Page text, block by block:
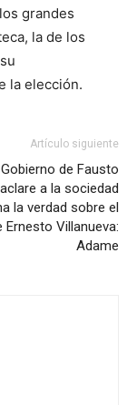
grandes
la de los
la elección.
Artículo siguiente
de Fausto
a la sociedad
la verdad sobre el
Ernesto Villanueva:
Adame